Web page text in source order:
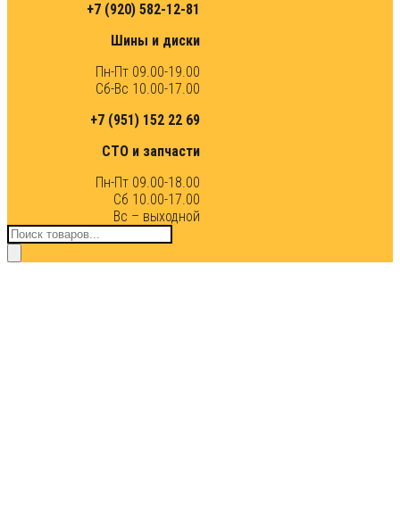
+7 (920) 582-12-81
Шины и диски
Пн-Пт 09.00-19.00
Сб-Вс 10.00-17.00
+7 (951) 152 22 69
СТО и запчасти
Пн-Пт 09.00-18.00
Сб 10.00-17.00
Вс – выходной
Поиск
товаров